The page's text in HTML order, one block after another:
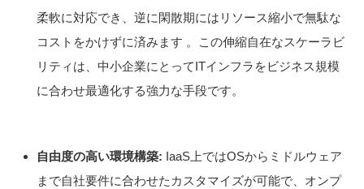
柔軟に対応でき、逆に閑散期にはリソース縮小で無駄な
コストをかけずに済みます 。この伸縮自在なスケーラビ
リティは、中小企業にとってITインフラをビジネス規模
に合わせ最適化する強力な手段です。
自由度の高い環境構築: IaaS上ではOSからミドルウェア
まで自社要件に合わせたカスタマイズが可能で、オンプ